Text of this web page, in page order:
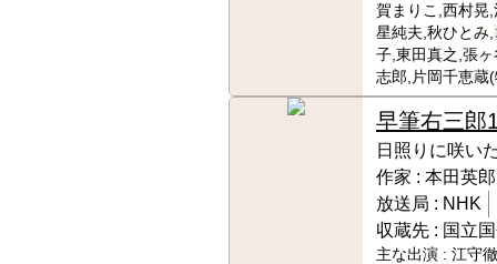
賀まりこ,西村晃
星純夫,秋ひとみ,
子,東田真之,張
志郎,片岡千恵蔵
早筆右三郎
日照りに咲い
作家 : 本田英郎
放送局 : NHK
収蔵先 : 国立
主な出演 : 江守